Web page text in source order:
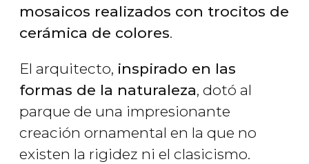
mosaicos realizados con trocitos de
cerámica de colores.
El arquitecto, inspirado en las
formas de la naturaleza, dotó al
parque de una impresionante
creación ornamental en la que no
existen la rigidez ni el clasicismo.